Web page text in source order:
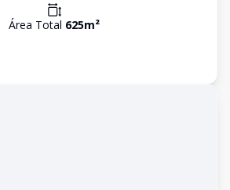
Área Total 625m²